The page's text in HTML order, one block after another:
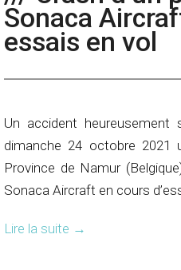
Sonaca
essais en vol
Un accident
dimanche 24 octobre 2021
Province de Namur
Sonaca Aircraft en cours
Lire la suite →